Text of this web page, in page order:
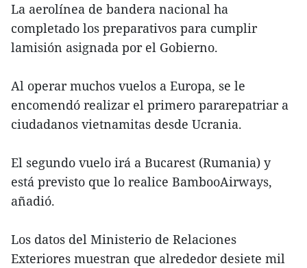
La aerolínea de bandera nacional ha
completado los preparativos para cumplir
lamisión asignada por el Gobierno.
Al operar muchos vuelos a Europa, se le
encomendó realizar el primero pararepatriar a
ciudadanos vietnamitas desde Ucrania.
El segundo vuelo irá a Bucarest (Rumania) y
está previsto que lo realice BambooAirways,
añadió.
Los datos del Ministerio de Relaciones
Exteriores muestran que alrededor desiete mil